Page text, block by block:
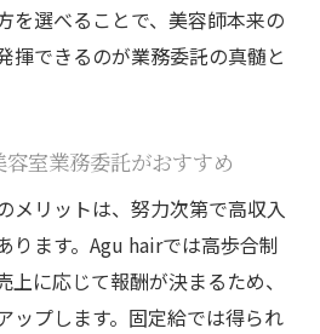
を選べることで、美容師本来の
揮できるのが業務委託の真髄と
室業務委託がおすすめ
メリットは、努力次第で高収入
ります。Agu hairでは高歩合制
上に応じて報酬が決まるため、
ップします。固定給では得られ